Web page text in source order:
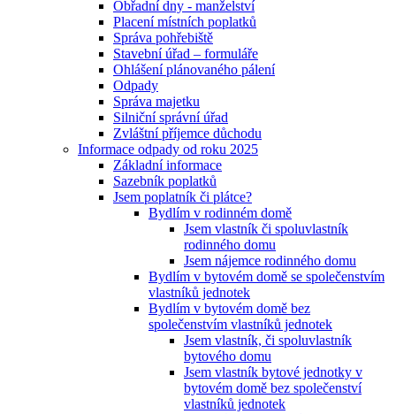
Obřadní dny - manželství
Placení místních poplatků
Správa pohřebiště
Stavební úřad – formuláře
Ohlášení plánovaného pálení
Odpady
Správa majetku
Silniční správní úřad
Zvláštní příjemce důchodu
Informace odpady od roku 2025
Základní informace
Sazebník poplatků
Jsem poplatník či plátce?
Bydlím v rodinném domě
Jsem vlastník či spoluvlastník
rodinného domu
Jsem nájemce rodinného domu
Bydlím v bytovém domě se společenstvím
vlastníků jednotek
Bydlím v bytovém domě bez
společenstvím vlastníků jednotek
Jsem vlastník, či spoluvlastník
bytového domu
Jsem vlastník bytové jednotky v
bytovém domě bez společenství
vlastníků jednotek